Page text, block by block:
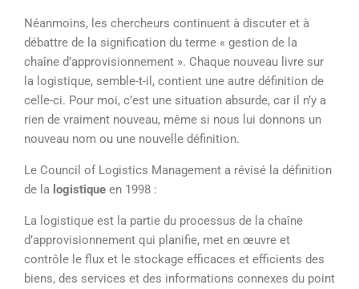
Néanmoins, les chercheurs continuent à discuter et à
débattre de la signification du terme « gestion de la
chaîne d’approvisionnement ». Chaque nouveau livre sur
la logistique, semble-t-il, contient une autre définition de
celle-ci. Pour moi, c’est une situation absurde, car il n’y a
rien de vraiment nouveau, même si nous lui donnons un
nouveau nom ou une nouvelle définition.
Le Council of Logistics Management a révisé la définition
de la logistique en 1998 :
La logistique est la partie du processus de la chaîne
d’approvisionnement qui planifie, met en œuvre et
contrôle le flux et le stockage efficaces et efficients des
biens, des services et des informations connexes du point